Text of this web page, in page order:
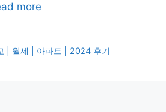
more
| 월세 | 아파트 | 2024 후기